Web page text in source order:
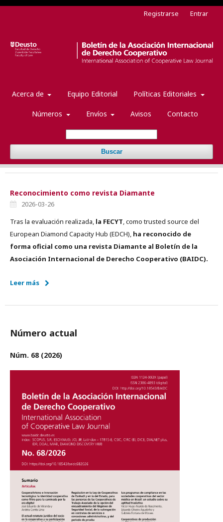
Acerca de Equipo Editorial Políticas Editoriales
Números Envíos Avisos Contacto
Buscar
Registrarse Entrar
Reconocimiento como revista Diamante
2026-03-26
Tras la evaluación realizada, la FECYT, como trusted source del
European Diamond Capacity Hub (EDCH), ha reconocido de
forma oficial como una revista Diamante al Boletín de la
Asociación Internacional de Derecho Cooperativo (BAIDC).
Leer más
Número actual
Núm. 68 (2026)